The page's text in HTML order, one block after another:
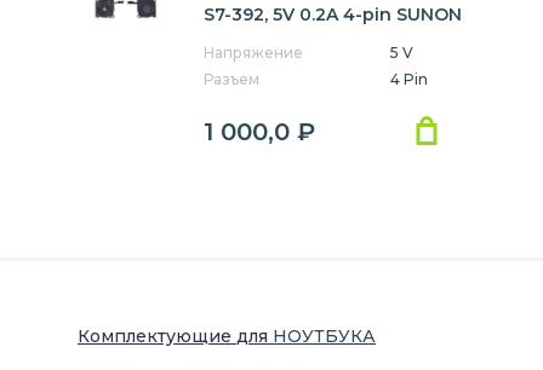
S7-392, 5V 0.2A 4-pin SUNON
Напряжение
5 V
Разъем
4 Pin
1 000,0 ₽
Комплектующие для НОУТБУКА